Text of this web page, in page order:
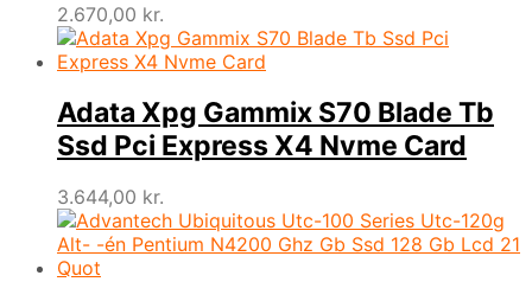
2.670,00 kr.
Adata Xpg Gammix S70 Blade Tb
Ssd Pci Express X4 Nvme Card
3.644,00 kr.